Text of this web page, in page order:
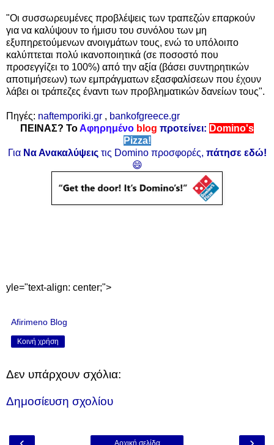
"Οι συσσωρευμένες προβλέψεις των τραπεζών επαρκούν
για να καλύψουν το ήμισυ του συνόλου των μη
εξυπηρετούμενων ανοιγμάτων τους, ενώ το υπόλοιπο
καλύπτεται πολύ ικανοποιητικά (σε ποσοστό που
προσεγγίζει το 100%) από την αξία (βάσει συντηρητικών
αποτιμήσεων) των εμπράγματων εξασφαλίσεων που έχουν
λάβει οι τράπεζες έναντι των προβληματικών δανείων τους".
Πηγές: naftemporiki.gr , bankofgreece.gr
ΠΕΙΝΑΣ? ΤοΑφηρημένο blog προτείνει: Domino's
Pizza!
Για Να Ανακαλύψειςτις Domino προσφορές, πάτησε εδώ!
😄
yle="text-align: center;">
Afirimeno Blog
Κοινή χρήση
Δεν υπάρχουν σχόλια:
Δημοσίευση σχολίου